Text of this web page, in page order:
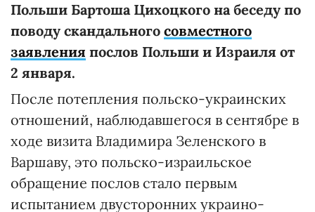
Польши Бартоша Цихоцкого на беседу по
поводу скандального совместного
заявления послов Польши и Израиля от
2 января.
После потепления польско-украинских
отношений, наблюдавшегося в сентябре в
ходе визита Владимира Зеленского в
Варшаву, это польско-израильское
обращение послов стало первым
испытанием двусторонних украино-